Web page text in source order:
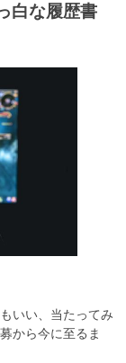
白な履歴書
いい、当たってみ
から今に至るま